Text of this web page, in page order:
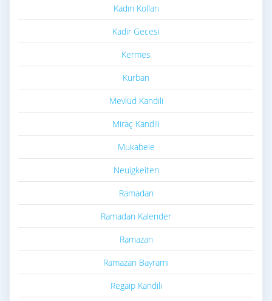
Kadın Kolları
Kadir Gecesi
Kermes
Kurban
Mevlüd Kandili
Miraç Kandili
Mukabele
Neuigkeiten
Ramadan
Ramadan Kalender
Ramazan
Ramazan Bayramı
Regaip Kandili